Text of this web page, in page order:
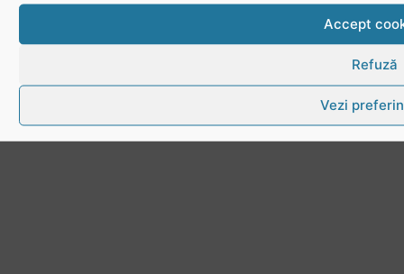
Accept
Refuză
Vezi